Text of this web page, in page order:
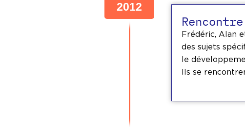
2012
Frédéric, Alan
des sujets
le
Ils se